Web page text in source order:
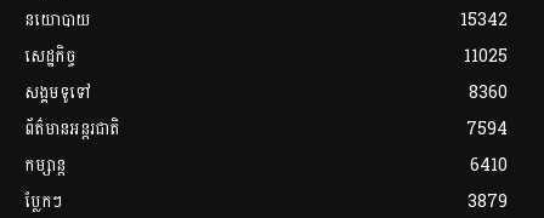
នយោបាយ
15342
សេដ្ឋកិច្ច
11025
សង្គមទូទៅ
8360
ព័ត៌មានអន្តរជាតិ
7594
កម្សាន្ត
6410
ប្លែកៗ
3879